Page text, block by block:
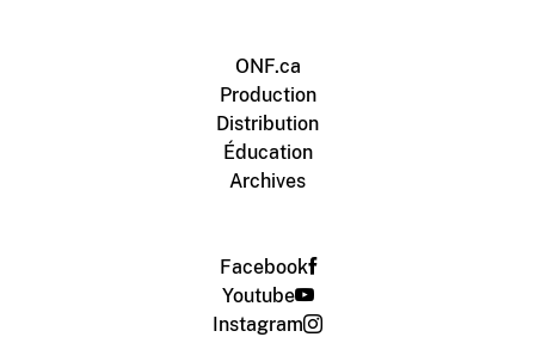
ONF.ca
Production
Distribution
Éducation
Archives
Facebook
Youtube
Instagram